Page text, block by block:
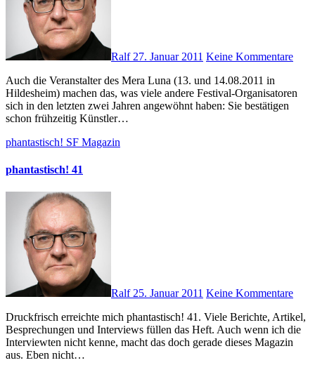
Ralf 27. Januar 2011 Keine Kommentare
Auch die Veranstalter des Mera Luna (13. und 14.08.2011 in
Hildesheim) machen das, was viele andere Festival-Organisatoren
sich in den letzten zwei Jahren angewöhnt haben: Sie bestätigen
schon frühzeitig Künstler…
phantastisch! SF Magazin
phantastisch! 41
Ralf 25. Januar 2011 Keine Kommentare
Druckfrisch erreichte mich phantastisch! 41. Viele Berichte, Artikel,
Besprechungen und Interviews füllen das Heft. Auch wenn ich die
Interviewten nicht kenne, macht das doch gerade dieses Magazin
aus. Eben nicht…